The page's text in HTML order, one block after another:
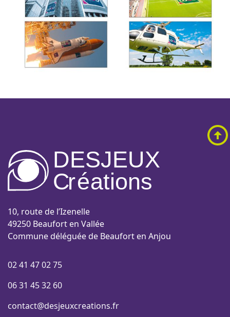
DESJEUX
Créations
10, route de l’Izenelle
49250 Beaufort en Vallée
Commune déléguée de Beaufort en Anjou
02 41 47 02 75
06 31 45 32 60
contact@desjeuxcreations.fr